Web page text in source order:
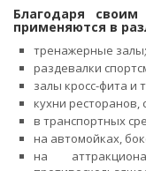
Благодаря
применяются в
тренажерные залы;
раздевалки
залы кросс-фита и
кухни ресторанов,
в транспортных
на автомойках,
на